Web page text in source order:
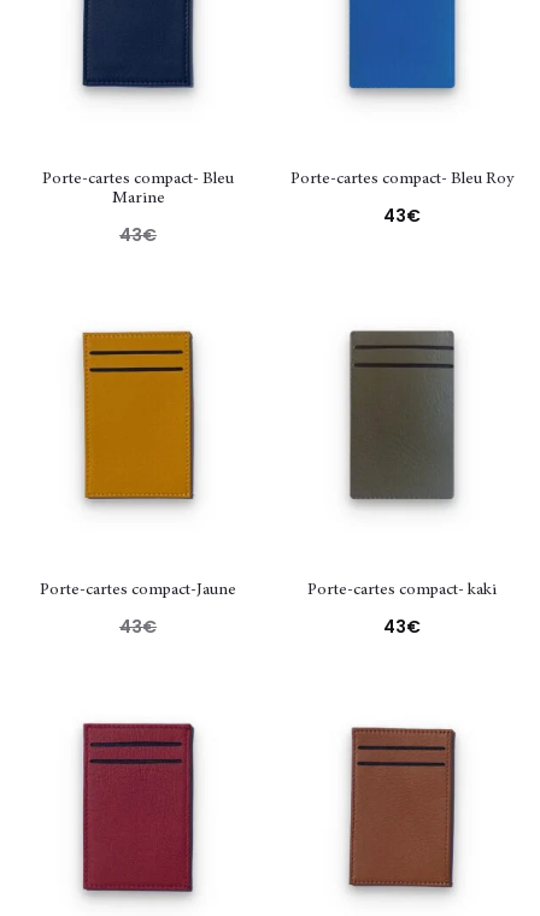
Porte-cartes compact- Bleu
Marine
43€
Porte-cartes compact- Bleu Roy
43€
Porte-cartes compact-Jaune
43€
Porte-cartes compact- kaki
43€